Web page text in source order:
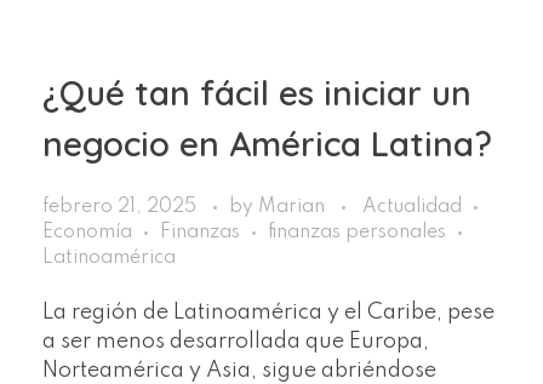
¿Qué tan fácil es iniciar un
negocio en América Latina?
febrero 21, 2025 by Marian
Actualidad
Economía
Finanzas
finanzas personales
Latinoamérica
La región de Latinoamérica y el Caribe, pese
a ser menos desarrollada que Europa,
Norteamérica y Asia, sigue abriéndose